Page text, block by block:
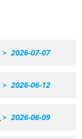
2026-07-07
2026-06-12
2026-06-09